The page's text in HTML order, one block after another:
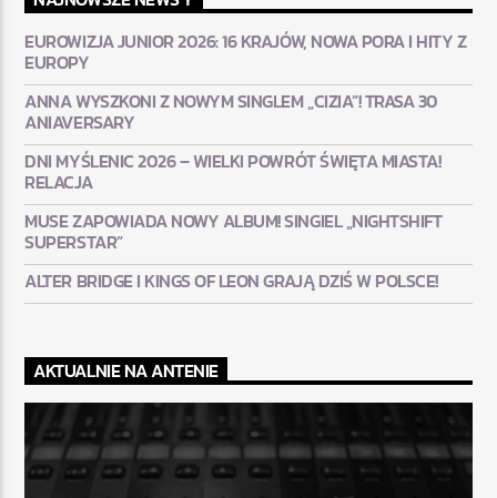
EUROWIZJA JUNIOR 2026: 16 KRAJÓW, NOWA PORA I HITY Z
EUROPY
ANNA WYSZKONI Z NOWYM SINGLEM „CIZIA”! TRASA 30
ANIAVERSARY
DNI MYŚLENIC 2026 – WIELKI POWRÓT ŚWIĘTA MIASTA!
RELACJA
MUSE ZAPOWIADA NOWY ALBUM! SINGIEL „NIGHTSHIFT
SUPERSTAR”
ALTER BRIDGE I KINGS OF LEON GRAJĄ DZIŚ W POLSCE!
AKTUALNIE NA ANTENIE